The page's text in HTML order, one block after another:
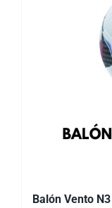
Balón Vento